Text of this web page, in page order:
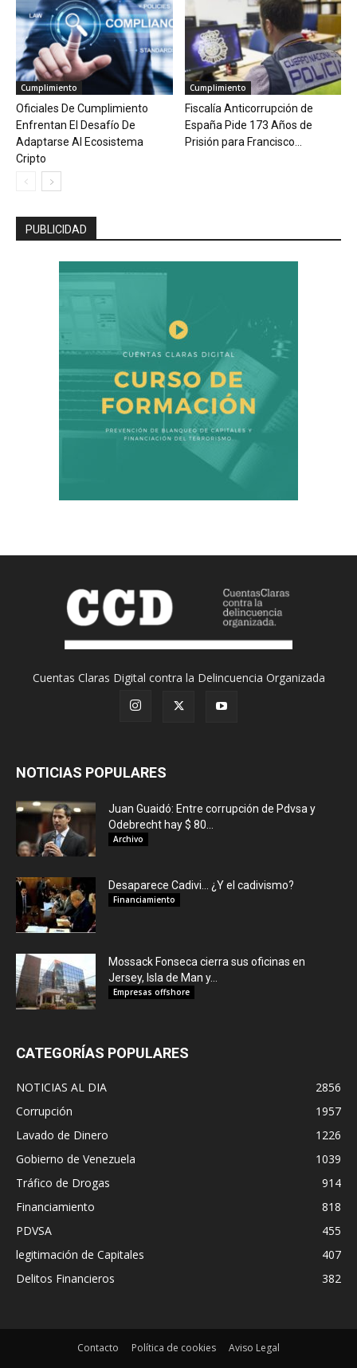
Cumplimiento
Oficiales De Cumplimiento
Enfrentan El Desafío De
Adaptarse Al Ecosistema
Cripto
Cumplimiento
Fiscalía Anticorrupción de
España Pide 173 Años de
Prisión para Francisco...
PUBLICIDAD
Cuentas Claras Digital contra la Delincuencia Organizada
NOTICIAS POPULARES
Juan Guaidó: Entre corrupción de Pdvsa y
Odebrecht hay $ 80...
Archivo
Desaparece Cadivi… ¿Y el cadivismo?
Financiamiento
Mossack Fonseca cierra sus oficinas en
Jersey, Isla de Man y...
Empresas offshore
CATEGORÍAS POPULARES
NOTICIAS AL DIA
2856
Corrupción
1957
Lavado de Dinero
1226
Gobierno de Venezuela
1039
Tráfico de Drogas
914
Financiamiento
818
PDVSA
455
legitimación de Capitales
407
Delitos Financieros
382
Contacto Política de cookies Aviso Legal